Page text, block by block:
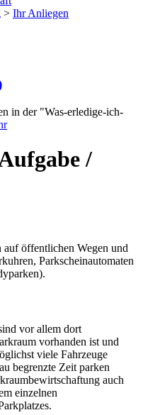
> Ihr Anliegen
in der "Was-erledige-ich-
/
öffentlichen Wegen und
Parkscheinautomaten
vor allem dort
vorhanden ist und
viele Fahrzeuge
begrenzte Zeit parken
auch
einzelnen